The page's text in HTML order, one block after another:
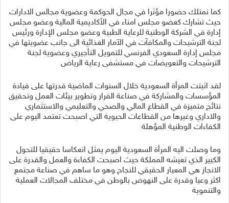
كما تمتلك حضورا مؤثرا في مجال الحوكمة وعضوية مجالس الادارات
حيث تشارك كعضو مجلس امناء في الأكاديمية المالية وعضو مجلس
إدارة في الشركة الوطنية للرعاية الطبية وعضو مجلس الإدارة ورئيس
لجنة الترشيحات والمكافآت في الآمار الغذائية الى جانب عضويتها في
مجلس إدارة السعودي الفرنسي للتمويل التأجيري وعضوية لجنة
الترشيحات والتعويضات في مستشفى رعاية الرياض
لقد اثبتت المرأة السعودية خلال السنوات الماضية قدرتها على قيادة
المؤسسات والمشاركة في صناعة القرار وتطوير بيئات العمل وتحقيق
نتائج متميزة في القطاع المالي والصحي والتعليمي والاستثماري
والاداري وغيرها من القطاعات الحيوية التي اصبحت تعتمد اليوم على
الكفاءات الوطنية المؤهلة
وما وصلت اليه المرأة السعودية اليوم يمثل انعكاسا حقيقيا للتحول
الكبير الذي تعيشه المملكة حيث اصبحت الكفاءة والعمل والقدرة على
الانجاز هي المعيار الحقيقي للنجاح وهو ما ساهم في صناعة مجتمع
اكثر وعيا وقدرة على النهوض بالوطن في مختلف المجالات العملية
والتنموية